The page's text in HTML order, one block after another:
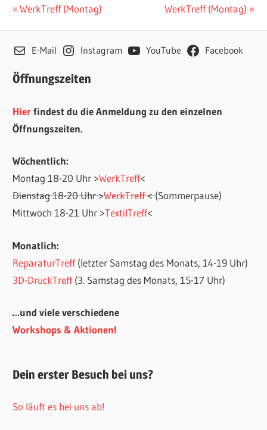
Beitragsnavigation
Vorheriger
WerkTreff (Montag)
Nächster
WerkTreff (Montag)
E-Mail Instagram YouTube Facebook
Öffnungszeiten
Hierfindest du die Anmeldung zu den einzelnen
Öffnungszeiten.
Wöchentlich:
Montag 18-20 Uhr >WerkTreff<
Dienstag 18-20 Uhr >WerkTreff<(Sommerpause)
Mittwoch 18-21 Uhr >TextilTreff<
Monatlich:
ReparaturTreff(letzter Samstag des Monats, 14-19 Uhr)
3D-DruckTreff(3. Samstag des Monats, 15-17 Uhr)
…und viele verschiedene
Workshops & Aktionen!
Dein erster Besuch bei uns?
So läuft es bei uns ab!